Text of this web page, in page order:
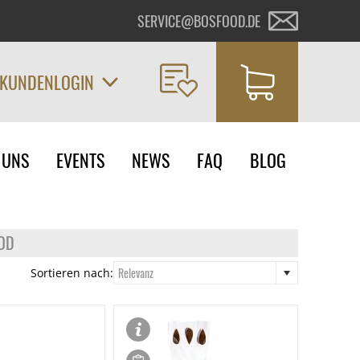
SERVICE@BOSFOOD.DE
KUNDENLOGIN
EVENTS NEWS FAQ BLOG
Sortieren nach: Relevanz